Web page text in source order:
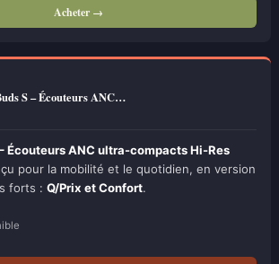
Acheter →
S – Écouteurs ANC…
Écouteurs ANC ultra-compacts Hi-Res
pour la mobilité et le quotidien, en version
forts : Q/Prix et Confort.